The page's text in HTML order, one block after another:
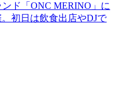
ド「ONC MERINO」に
。初日は飲食出店やDJで